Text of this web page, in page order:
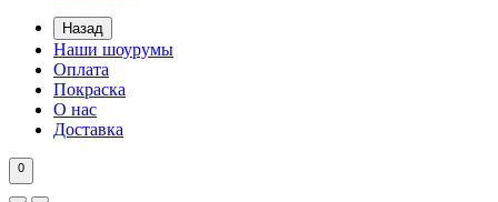
Назад
Наши шоурумы
Оплата
Покраска
О нас
Доставка
0